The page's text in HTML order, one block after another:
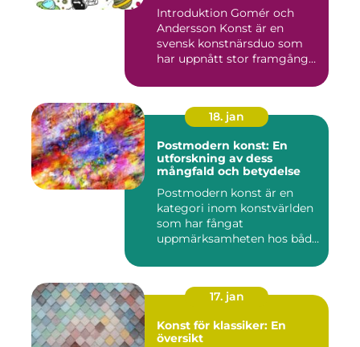
Introduktion Gomér och
Andersson Konst är en
svensk konstnärsduo som
har uppnått stor framgång
18. jan
Postmodern konst: En
utforskning av dess
mångfald och betydelse
Postmodern konst är en
kategori inom konstvärlden
som har fångat
uppmärksamheten hos både
17. jan
Konst för klassiker: En
översikt